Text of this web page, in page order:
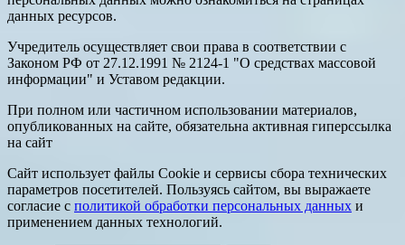
данных ресурсов.
Учредитель осуществляет свои права в соответствии с
Законом РФ от 27.12.1991 № 2124-1 "О средствах массовой
информации" и Уставом редакции.
При полном или частичном использовании материалов,
опубликованных на сайте, обязательна активная гиперссылка
на сайт
Сайт использует файлы Cookie и сервисы сбора технических
параметров посетителей. Пользуясь сайтом, вы выражаете
согласие с политикой обработки персональных данных и
применением данных технологий.